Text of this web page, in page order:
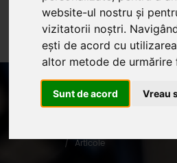
website-ul nostru și
vizitatorii noștri.
ești de acord cu
altor metode de urmărire
Sunt de acord Vreau
Suna
Articole